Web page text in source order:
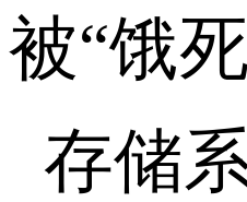
被“饿死
存储